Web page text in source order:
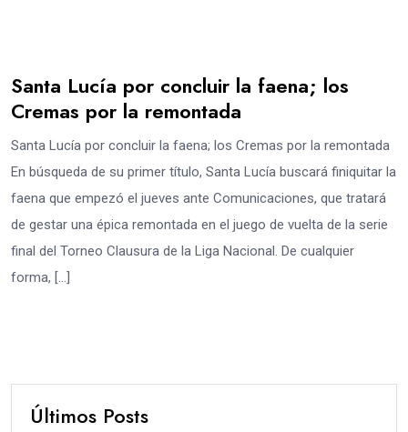
Santa Lucía por concluir la faena; los
Cremas por la remontada
Santa Lucía por concluir la faena; los Cremas por la remontada
En búsqueda de su primer título, Santa Lucía buscará finiquitar la
faena que empezó el jueves ante Comunicaciones, que tratará
de gestar una épica remontada en el juego de vuelta de la serie
final del Torneo Clausura de la Liga Nacional. De cualquier
forma, […]
Últimos Posts